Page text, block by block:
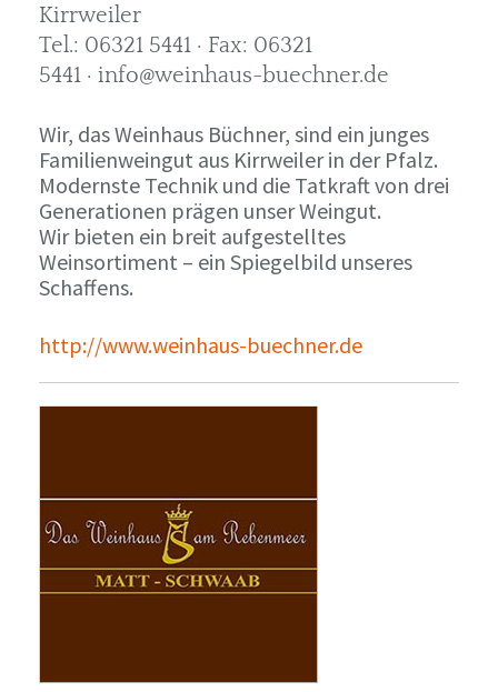
Kirrweiler
Tel.: 06321 5441 · Fax: 06321
5441 · info@weinhaus-buechner.de
Wir, das Weinhaus Büchner, sind ein junges
Familienweingut aus Kirrweiler in der Pfalz.
Modernste Technik und die Tatkraft von drei
Generationen prägen unser Weingut.
Wir bieten ein breit aufgestelltes
Weinsortiment – ein Spiegelbild unseres
Schaffens.
http://www.weinhaus-buechner.de